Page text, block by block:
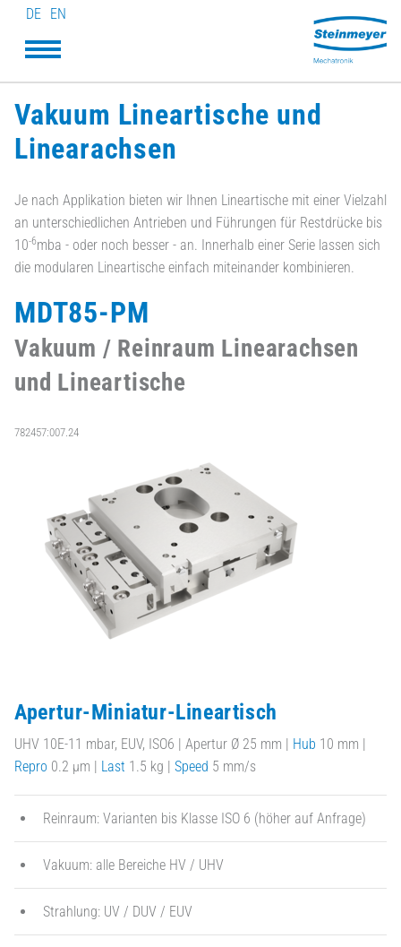
DE EN
Vakuum Lineartische und
Linearachsen
Je nach Applikation bieten wir Ihnen Lineartische mit einer Vielzahl
an unterschiedlichen Antrieben und Führungen für Restdrücke bis
10-6mba - oder noch besser - an. Innerhalb einer Serie lassen sich
die modularen Lineartische einfach miteinander kombinieren.
MDT85-PM
Vakuum / Reinraum Linearachsen
und Lineartische
782457:007.24
Apertur-Miniatur-Lineartisch
UHV 10E-11 mbar, EUV, ISO6 | Apertur Ø 25 mm | Hub 10 mm |
Repro 0.2 µm | Last 1.5 kg | Speed 5 mm/s
Reinraum: Varianten bis Klasse ISO 6 (höher auf Anfrage)
Vakuum: alle Bereiche HV / UHV
Strahlung: UV / DUV / EUV